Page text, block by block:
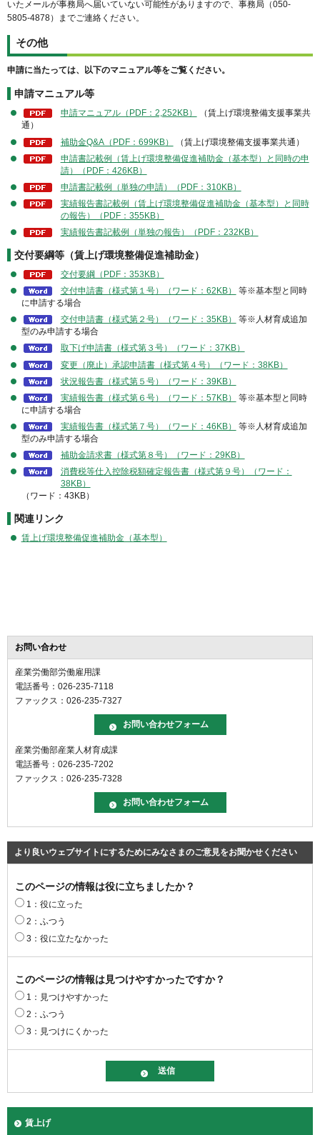
いたメールが事務局へ届いていない可能性がありますので、事務局（050-
5805-4878）までご連絡ください。
その他
申請に当たっては、以下のマニュアル等をご覧ください。
申請マニュアル等
申請マニュアル（PDF：2,252KB）
（賃上げ環境整備支援事業共
通）
補助金Q&A（PDF：699KB）
（賃上げ環境整備支援事業共通）
申請書記載例（賃上げ環境整備促進補助金（基本型）と同時の申
請）（PDF：426KB）
申請書記載例（単独の申請）（PDF：310KB）
実績報告書記載例（賃上げ環境整備促進補助金（基本型）と同時
の報告）（PDF：355KB）
実績報告書記載例（単独の報告）（PDF：232KB）
交付要綱等（賃上げ環境整備促進補助金）
交付要綱（PDF：353KB）
交付申請書（様式第１号）（ワード：62KB）
等※基本型と同時
に申請する場合
交付申請書（様式第２号）（ワード：35KB）
等※人材育成追加
型のみ申請する場合
取下げ申請書（様式第３号）（ワード：37KB）
変更（廃止）承認申請書（様式第４号）（ワード：38KB）
状況報告書（様式第５号）（ワード：39KB）
実績報告書（様式第６号）（ワード：57KB）
等※基本型と同時
に申請する場合
実績報告書（様式第７号）（ワード：46KB）
等※人材育成追加
型のみ申請する場合
補助金請求書（様式第８号）（ワード：29KB）
消費税等仕入控除税額確定報告書（様式第９号）（ワード：
38KB）
（ワード：43KB）
関連リンク
賃上げ環境整備促進補助金（基本型）
お問い合わせ
産業労働部労働雇用課
電話番号：026-235-7118
ファックス：026-235-7327
産業労働部産業人材育成課
電話番号：026-235-7202
ファックス：026-235-7328
より良いウェブサイトにするためにみなさまのご意見をお聞かせください
このページの情報は役に立ちましたか？
1：役に立った
2：ふつう
3：役に立たなかった
このページの情報は見つけやすかったですか？
1：見つけやすかった
2：ふつう
3：見つけにくかった
賃上げ